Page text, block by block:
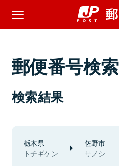
郵便番号検索
検索結果
栃木県
トチギケン
佐野市
サノシ